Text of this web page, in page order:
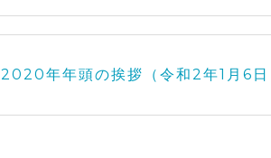
2020年年頭の挨拶（令和2年1月6日